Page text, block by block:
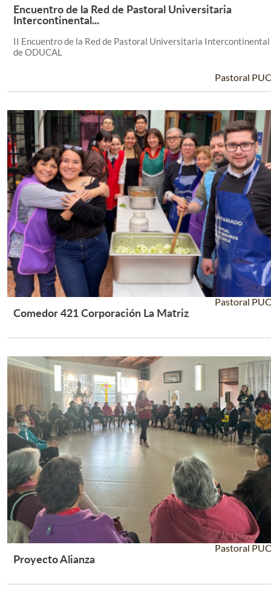
Leer Más +
Encuentro de la Red de Pastoral Universitaria
Intercontinental...
II Encuentro de la Red de Pastoral Universitaria Intercontinental
de ODUCAL
Pastoral
Comedor 421 Corporación La Matriz
Pastoral
Proyecto Alianza
Pastoral